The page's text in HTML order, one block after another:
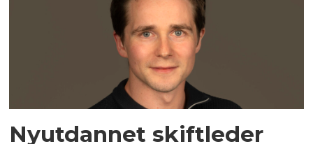
Nyutdannet skiftleder